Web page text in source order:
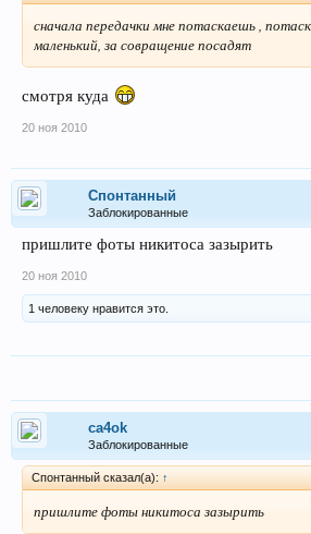
сначала передачки мне потаскаешь ,
маленький, за совращение посадят
смотря куда
20 ноя 2010
Спонтанный
Заблокированные
пришлите фоты никитоса зазырить
20 ноя 2010
1 человеку нравится это.
ca4ok
Заблокированные
Спонтанный сказал(а): ↑
пришлите фоты никитоса зазырить